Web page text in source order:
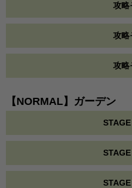
攻略
攻略
攻略
【NORMAL】ガーデン